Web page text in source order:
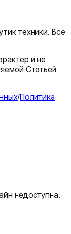
техники. Все
и не
Статьей
/Политика
недоступна.